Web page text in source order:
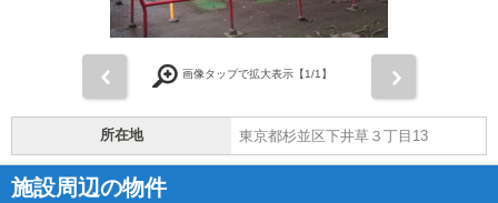
画像タップで拡大表示【1/1】
所在地 東京都杉並区下井草３丁目13
施設周辺の物件